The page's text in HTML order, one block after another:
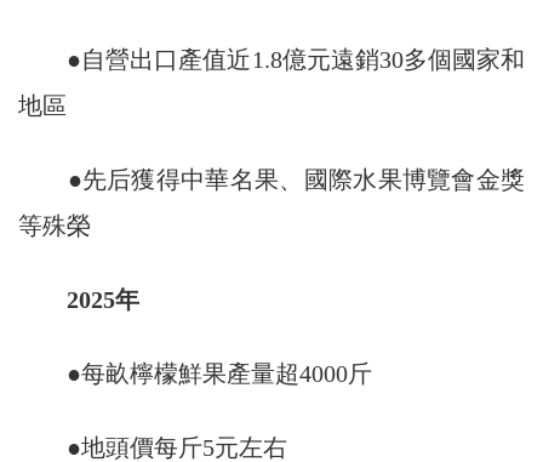
●自營出口產值近1.8億元遠銷30多個國家和
地區
●先后獲得中華名果、國際水果博覽會金獎
等殊榮
2025年
●每畝檸檬鮮果產量超4000斤
●地頭價每斤5元左右